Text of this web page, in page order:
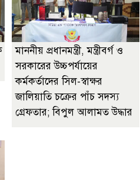
মাননীয় প্রধানমন্ত্রী, মন্ত্রীবর্গ ও
সরকারের উচ্চপর্যায়ের
কর্মকর্তাদের সিল-স্বাক্ষর
জালিয়াতি চক্রের পাঁচ সদস্য
গ্রেফতার; বিপুল আলামত উদ্ধার